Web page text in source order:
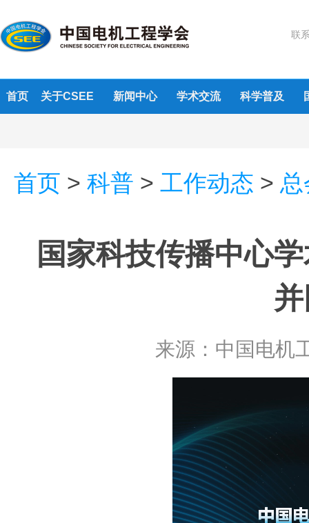
联
首页 关于CSEE 新闻中心 学术交流 科学普及
首页 > 科普 > 工作动态 >
国家科技传播中心
来源： 中国电机